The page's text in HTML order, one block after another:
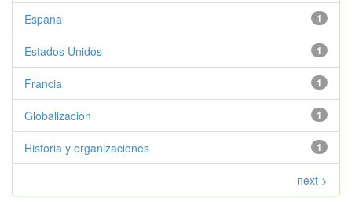
1
Espana
1
Estados Unidos
1
Francia
1
Globalizacion
1
Historia y organizaciones
next >